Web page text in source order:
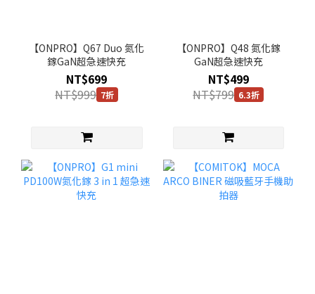
【ONPRO】Q67 Duo 氮化
鎵GaN超急速快充
NT$699
NT$999 7折
【ONPRO】Q48 氮化鎵
GaN超急速快充
NT$499
NT$799 6.3折